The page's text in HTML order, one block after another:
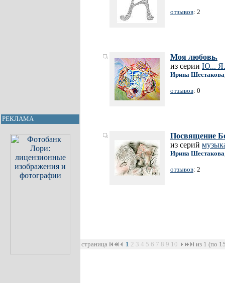
РЕКЛАМА
отзывов: 2
Моя любовь.
из серии Ю...
Ирина Шестакова
отзывов: 0
Посвящение
из серий
Ирина Шестакова
отзывов: 2
страница 1 2 3 4 5 6 7 8 9 10 из 1 (по